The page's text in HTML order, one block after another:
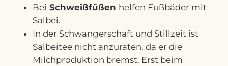
Bei Schweißfüßen helfen Fußbäder mit
Salbei.
In der Schwangerschaft und Stillzeit ist
Salbeitee nicht anzuraten, da er die
Milchproduktion bremst. Erst beim